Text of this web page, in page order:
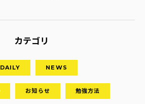
カテゴリ
DAILY NEWS
お知らせ 勉強方法